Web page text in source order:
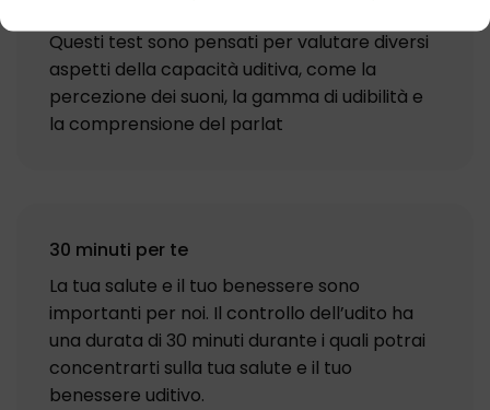
Questi test sono pensati per valutare diversi
aspetti della capacità uditiva, come la
percezione dei suoni, la gamma di udibilità e
la comprensione del parlat
30 minuti per te
La tua salute e il tuo benessere sono
importanti per noi. Il controllo dell’udito ha
una durata di 30 minuti durante i quali potrai
concentrarti sulla tua salute e il tuo
benessere uditivo.